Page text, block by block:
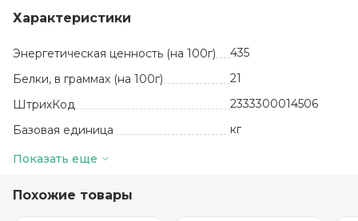
Характеристики
Энергетическая ценность (на 100г)
435
Белки, в граммах (на 100г)
21
ШтрихКод
2333300014506
Базовая единица
кг
Производитель
Показать еще
Похожие товары